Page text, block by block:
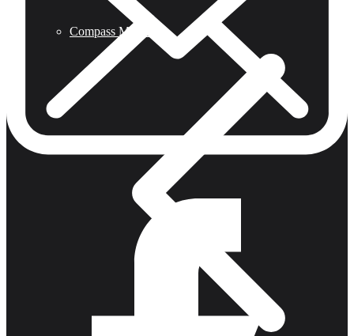
Compass Mirrored